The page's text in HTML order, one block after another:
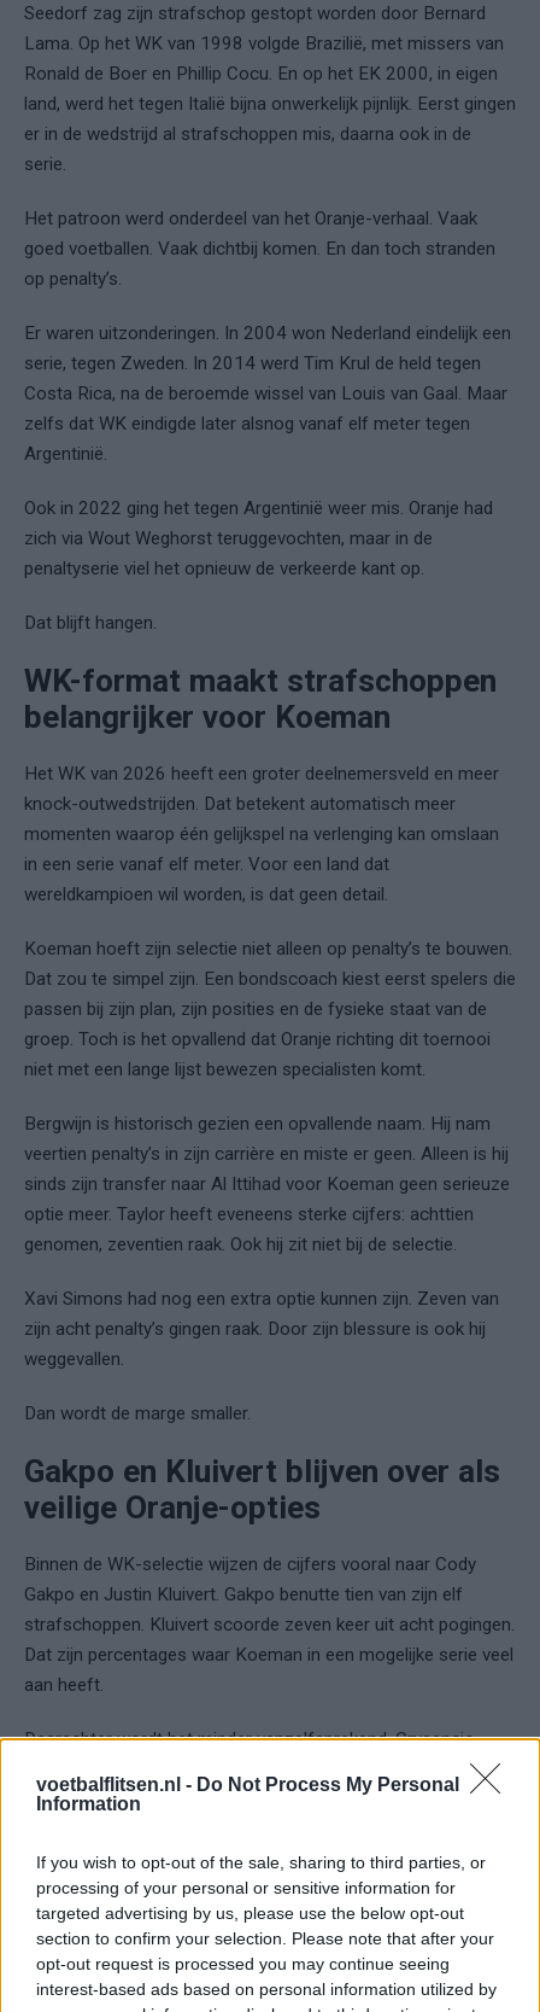
voetbalflitsen.nl - Do Not Process My Personal
Information
If you wish to opt-out of the sale, sharing to third parties, or
processing of your personal or sensitive information for
targeted advertising by us, please use the below opt-out
section to confirm your selection. Please note that after your
opt-out request is processed you may continue seeing
interest-based ads based on personal information utilized by
Seedorf zag zijn strafschop gestopt worden door Bernard
Lama. Op het WK van 1998 volgde Brazilië, met missers van
Ronald de Boer en Phillip Cocu. En op het EK 2000, in eigen
land, werd het tegen Italië bijna onwerkelijk pijnlijk. Eerst gingen
er in de wedstrijd al strafschoppen mis, daarna ook in de
serie.
Het patroon werd onderdeel van het Oranje-verhaal. Vaak
goed voetballen. Vaak dichtbij komen. En dan toch stranden
op penalty’s.
Er waren uitzonderingen. In 2004 won Nederland eindelijk een
serie, tegen Zweden. In 2014 werd Tim Krul de held tegen
Costa Rica, na de beroemde wissel van Louis van Gaal. Maar
zelfs dat WK eindigde later alsnog vanaf elf meter tegen
Argentinië.
Ook in 2022 ging het tegen Argentinië weer mis. Oranje had
zich via Wout Weghorst teruggevochten, maar in de
penaltyserie viel het opnieuw de verkeerde kant op.
Dat blijft hangen.
WK-format maakt strafschoppen
belangrijker voor Koeman
Het WK van 2026 heeft een groter deelnemersveld en meer
knock-outwedstrijden. Dat betekent automatisch meer
momenten waarop één gelijkspel na verlenging kan omslaan
in een serie vanaf elf meter. Voor een land dat
wereldkampioen wil worden, is dat geen detail.
Koeman hoeft zijn selectie niet alleen op penalty’s te bouwen.
Dat zou te simpel zijn. Een bondscoach kiest eerst spelers die
passen bij zijn plan, zijn posities en de fysieke staat van de
groep. Toch is het opvallend dat Oranje richting dit toernooi
niet met een lange lijst bewezen specialisten komt.
Bergwijn is historisch gezien een opvallende naam. Hij nam
veertien penalty’s in zijn carrière en miste er geen. Alleen is hij
sinds zijn transfer naar Al Ittihad voor Koeman geen serieuze
optie meer. Taylor heeft eveneens sterke cijfers: achttien
genomen, zeventien raak. Ook hij zit niet bij de selectie.
Xavi Simons had nog een extra optie kunnen zijn. Zeven van
zijn acht penalty’s gingen raak. Door zijn blessure is ook hij
weggevallen.
Dan wordt de marge smaller.
Gakpo en Kluivert blijven over als
veilige Oranje-opties
Binnen de WK-selectie wijzen de cijfers vooral naar Cody
Gakpo en Justin Kluivert. Gakpo benutte tien van zijn elf
strafschoppen. Kluivert scoorde zeven keer uit acht pogingen.
Dat zijn percentages waar Koeman in een mogelijke serie veel
aan heeft.
Daarachter wordt het minder vanzelfsprekend. Crysencio
Summerville heeft vijf van zijn zes penalty’s benut, maar heeft
minder ervaring op dat vlak. Teun Koopmeiners nam er veel
heeft met 51 pogingen veel ervaring, maar zijn percentage ligt
lager. Wout Weghorst, Donyell Malen en Brian Brobbey
hebben eveneens wisselende cijfers.
Dat zegt niet alles. Een penalty op een WK is iets anders dan
een strafschop in een competitiewedstrijd. De druk is